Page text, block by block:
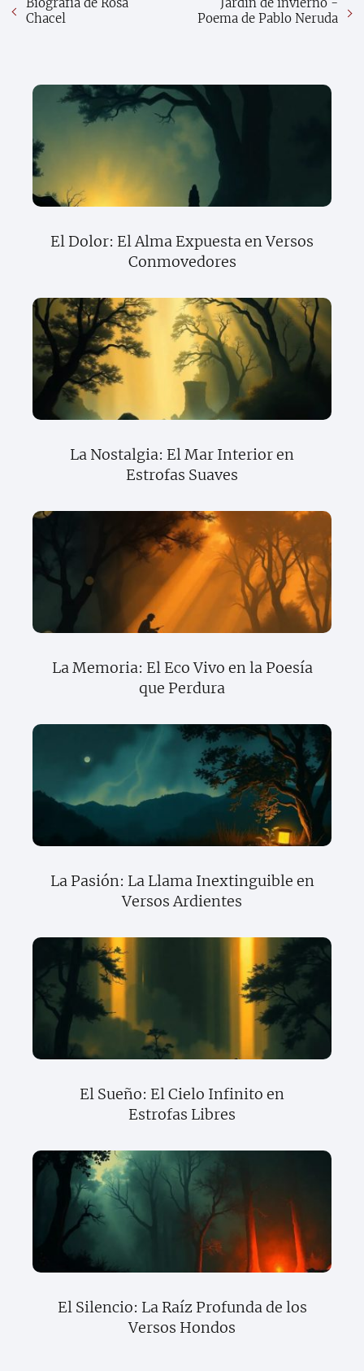
Biografía de Rosa
Chacel
Jardín de invierno -
Poema de Pablo Neruda
El Dolor: El Alma Expuesta en Versos
Conmovedores
La Nostalgia: El Mar Interior en
Estrofas Suaves
La Memoria: El Eco Vivo en la Poesía
que Perdura
La Pasión: La Llama Inextinguible en
Versos Ardientes
El Sueño: El Cielo Infinito en
Estrofas Libres
El Silencio: La Raíz Profunda de los
Versos Hondos